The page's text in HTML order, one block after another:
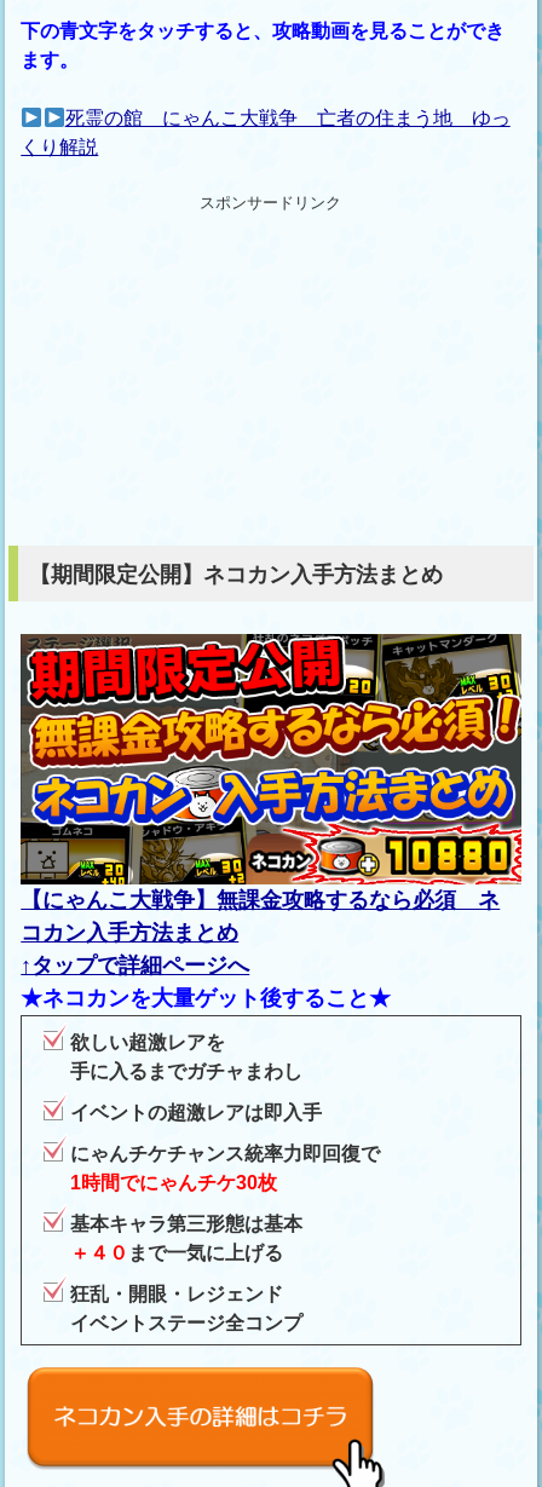
下の青文字をタッチすると、攻略動画を見ることができ
ます。
死霊の館 にゃんこ大戦争 亡者の住まう地 ゆっ
くり解説
スポンサードリンク
【期間限定公開】ネコカン入手方法まとめ
【にゃんこ大戦争】無課金攻略するなら必須 ネ
コカン入手方法まとめ
↑タップで詳細ページへ
★ネコカンを大量ゲット後すること★
欲しい超激レアを
手に入るまでガチャまわし
イベントの超激レアは即入手
にゃんチケチャンス統率力即回復で
1時間でにゃんチケ30枚
基本キャラ第三形態は基本
＋４０ まで一気に上げる
狂乱・開眼・レジェンド
イベントステージ全コンプ